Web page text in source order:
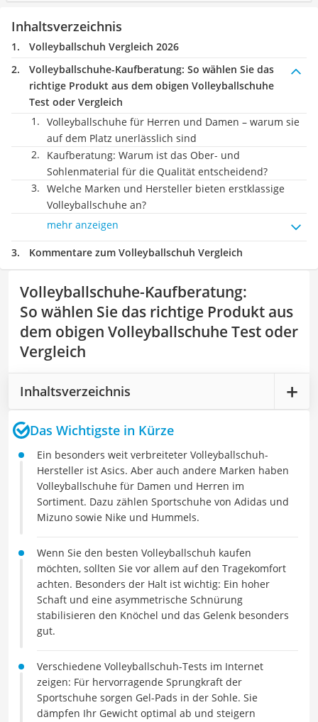
Inhaltsverzeichnis
Volleyballschuh Vergleich 2026
Volleyballschuhe-Kaufberatung: So wählen Sie das
richtige Produkt aus dem obigen Volleyballschuhe
Test oder Vergleich
Volleyballschuhe für Herren und Damen – warum sie
auf dem Platz unerlässlich sind
Kaufberatung: Warum ist das Ober- und
Sohlenmaterial für die Qualität entscheidend?
Welche Marken und Hersteller bieten erstklassige
Volleyballschuhe an?
mehr anzeigen
Kommentare zum Volleyballschuh Vergleich
Volleyballschuhe-Kaufberatung:
So wählen Sie das richtige Produkt aus
dem obigen Volleyballschuhe Test oder
Vergleich
Inhaltsverzeichnis
Das Wichtigste in Kürze
Ein besonders weit verbreiteter Volleyballschuh-
Hersteller ist Asics. Aber auch andere Marken haben
Volleyballschuhe für Damen und Herren im
Sortiment. Dazu zählen Sportschuhe von Adidas und
Mizuno sowie Nike und Hummels.
Wenn Sie den besten Volleyballschuh kaufen
möchten, sollten Sie vor allem auf den Tragekomfort
achten. Besonders der Halt ist wichtig: Ein hoher
Schaft und eine asymmetrische Schnürung
stabilisieren den Knöchel und das Gelenk besonders
gut.
Verschiedene Volleyballschuh-Tests im Internet
zeigen: Für hervorragende Sprungkraft der
Sportschuhe sorgen Gel-Pads in der Sohle. Sie
dämpfen Ihr Gewicht optimal ab und steigern